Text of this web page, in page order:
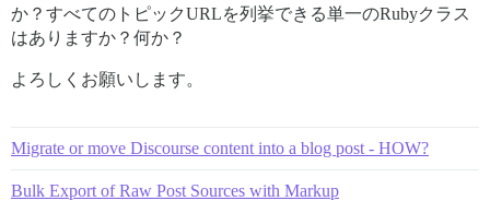
か？すべてのトピックURLを列挙できる単一のRubyクラス
はありますか？何か？
よろしくお願いします。
Migrate or move Discourse content into a blog post - HOW?
Bulk Export of Raw Post Sources with Markup